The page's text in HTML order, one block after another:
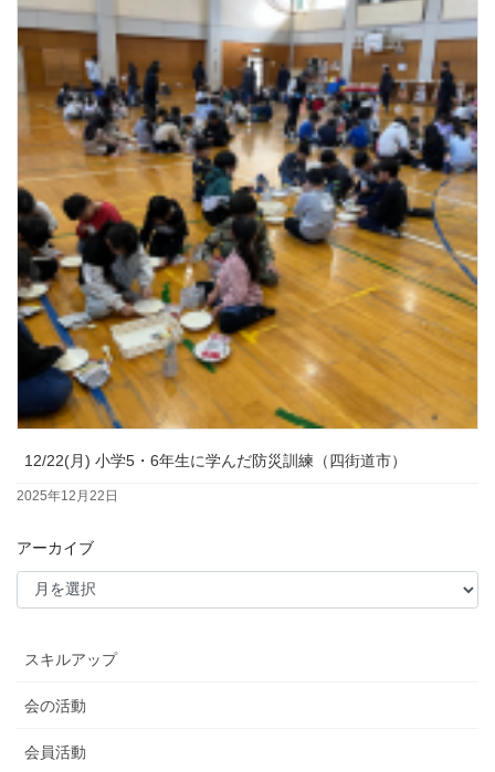
12/22(月) 小学5・6年生に学んだ防災訓練（四街道市）
2025年12月22日
アーカイブ
スキルアップ
会の活動
会員活動